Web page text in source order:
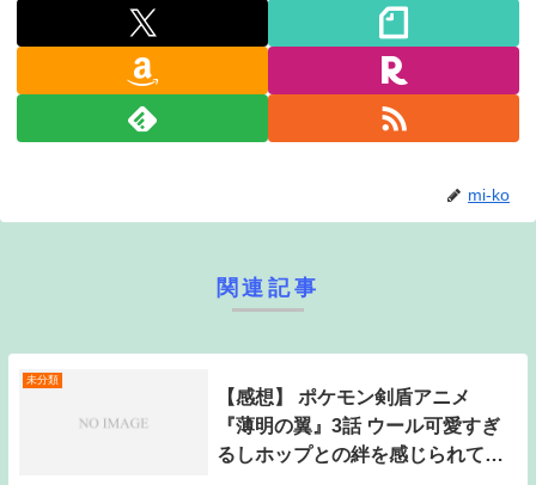
mi-ko
関連記事
未分類
【感想】 ポケモン剣盾アニメ
『薄明の翼』3話 ウール可愛すぎ
るしホップとの絆を感じられてと